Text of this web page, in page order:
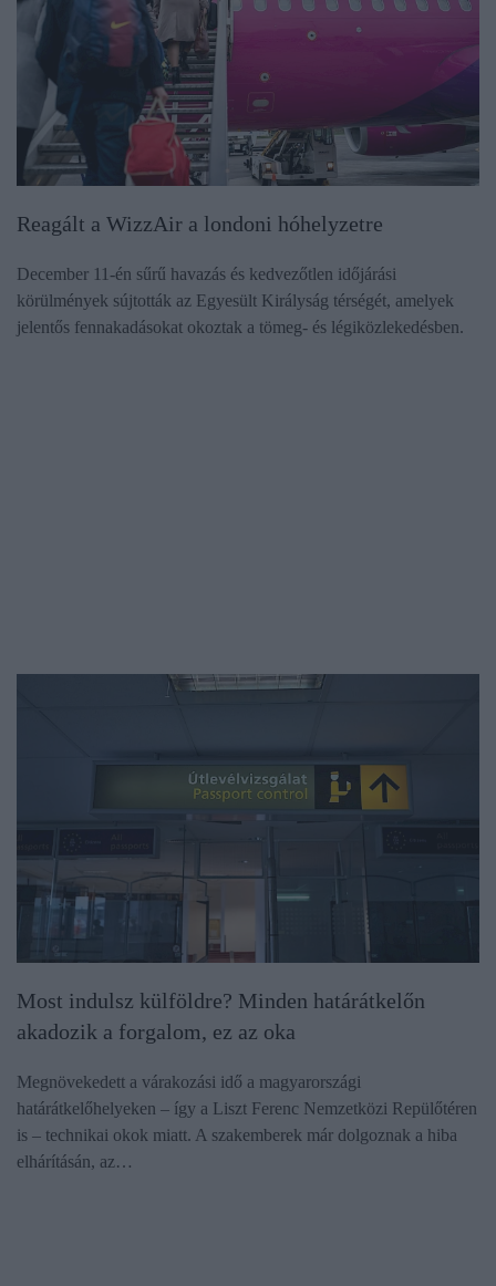
Reagált a WizzAir a londoni hóhelyzetre
December 11-én sűrű havazás és kedvezőtlen időjárási
körülmények sújtották az Egyesült Királyság térségét, amelyek
jelentős fennakadásokat okoztak a tömeg- és légiközlekedésben.
Most indulsz külföldre? Minden határátkelőn
akadozik a forgalom, ez az oka
Megnövekedett a várakozási idő a magyarországi
határátkelőhelyeken – így a Liszt Ferenc Nemzetközi Repülőtéren
is – technikai okok miatt. A szakemberek már dolgoznak a hiba
elhárításán, az…